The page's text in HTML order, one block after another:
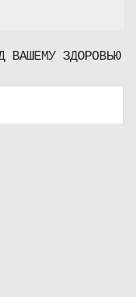
ВАШЕМУ ЗДОРОВЬЮ